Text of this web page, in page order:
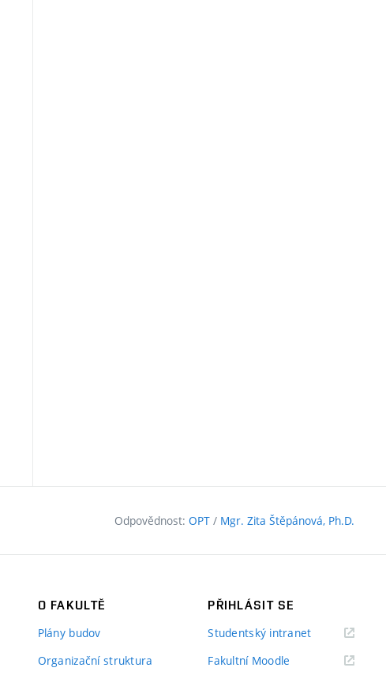
Odpovědnost: OPT / Mgr. Zita Štěpánová, Ph.D.
O FAKULTĚ
Plány budov
Organizační struktura
PŘIHLÁSIT SE
Studentský intranet(externí
Fakultní Moodle